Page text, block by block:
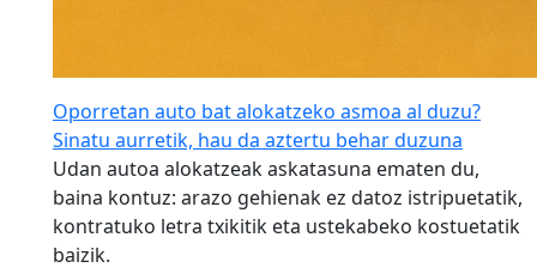
Oporretan auto bat alokatzeko asmoa al duzu?
Sinatu aurretik, hau da aztertu behar duzuna
Udan autoa alokatzeak askatasuna ematen du,
baina kontuz: arazo gehienak ez datoz istripuetatik,
kontratuko letra txikitik eta ustekabeko kostuetatik
baizik.